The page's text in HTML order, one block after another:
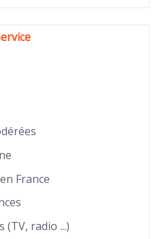
France
(TV, radio ...)